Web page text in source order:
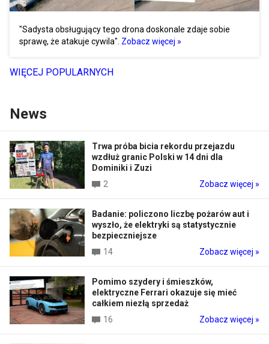
"Sadysta obsługujący tego drona doskonale zdaje sobie
sprawę, że atakuje cywila". Zobacz więcej »
WIĘCEJ POPULARNYCH
News
Trwa próba bicia rekordu przejazdu
wzdłuż granic Polski w 14 dni dla
Dominiki i Zuzi
2
Zobacz więcej »
Badanie: policzono liczbę pożarów aut i
wyszło, że elektryki są statystycznie
bezpieczniejsze
14
Zobacz więcej »
Pomimo szydery i śmieszków,
elektryczne Ferrari okazuje się mieć
całkiem niezłą sprzedaż
16
Zobacz więcej »